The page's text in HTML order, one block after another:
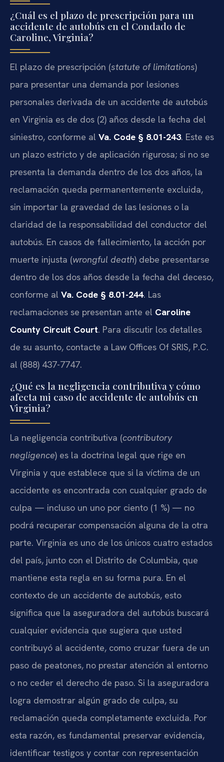
¿Cuál es el plazo de prescripción para un
accidente de autobús en el Condado de
Caroline, Virginia?
El plazo de prescripción (statute of limitations)
para presentar una demanda por lesiones
personales derivada de un accidente de autobús
en Virginia es de dos (2) años desde la fecha del
siniestro, conforme al Va. Code § 8.01-243. Este es
un plazo estricto y de aplicación rigurosa; si no se
presenta la demanda dentro de los dos años, la
reclamación queda permanentemente excluida,
sin importar la gravedad de las lesiones o la
claridad de la responsabilidad del conductor del
autobús. En casos de fallecimiento, la acción por
muerte injusta (wrongful death) debe presentarse
dentro de los dos años desde la fecha del deceso,
conforme al Va. Code § 8.01-244. Las
reclamaciones se presentan ante el Caroline
County Circuit Court. Para discutir los detalles
de su asunto, contacte a Law Offices Of SRIS, P.C.
al (888) 437-7747.
¿Qué es la negligencia contributiva y cómo
afecta mi caso de accidente de autobús en
Virginia?
La negligencia contributiva (contributory
negligence) es la doctrina legal que rige en
Virginia y que establece que si la víctima de un
accidente es encontrada con cualquier grado de
culpa — incluso un uno por ciento (1 %) — no
podrá recuperar compensación alguna de la otra
parte. Virginia es uno de los únicos cuatro estados
del país, junto con el Distrito de Columbia, que
mantiene esta regla en su forma pura. En el
contexto de un accidente de autobús, esto
significa que la aseguradora del autobús buscará
cualquier evidencia que sugiera que usted
contribuyó al accidente, como cruzar fuera de un
paso de peatones, no prestar atención al entorno
o no ceder el derecho de paso. Si la aseguradora
logra demostrar algún grado de culpa, su
reclamación queda completamente excluida. Por
esta razón, es fundamental preservar evidencia,
identificar testigos y contar con representación